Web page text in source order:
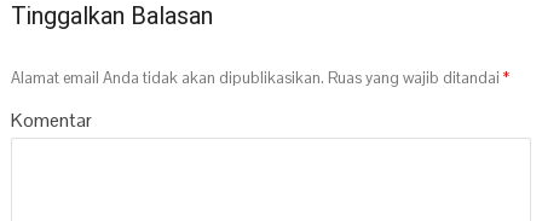
Tinggalkan Balasan
Alamat email Anda tidak akan dipublikasikan. Ruas yang wajib ditandai*
Komentar